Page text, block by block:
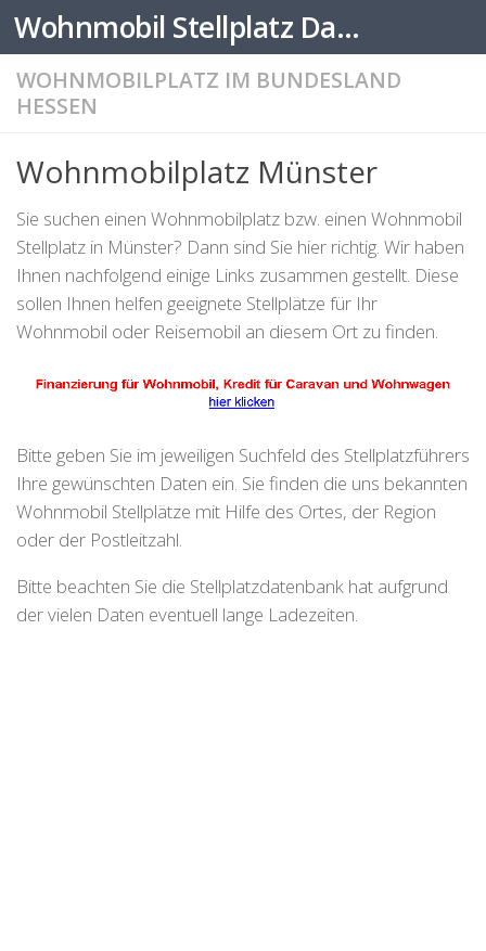
Zum Inhalt springen Wohnmobil Stellplatz Datenbank
WOHNMOBILPLATZ IM BUNDESLAND
HESSEN
Wohnmobilplatz Münster
Sie suchen einen Wohnmobilplatz bzw. einen Wohnmobil
Stellplatz in Münster? Dann sind Sie hier richtig. Wir haben
Ihnen nachfolgend einige Links zusammen gestellt. Diese
sollen Ihnen helfen geeignete Stellplätze für Ihr
Wohnmobil oder Reisemobil an diesem Ort zu finden.
Bitte geben Sie im jeweiligen Suchfeld des Stellplatzführers
Ihre gewünschten Daten ein. Sie finden die uns bekannten
Wohnmobil Stellplätze mit Hilfe des Ortes, der Region
oder der Postleitzahl.
Bitte beachten Sie die Stellplatzdatenbank hat aufgrund
der vielen Daten eventuell lange Ladezeiten.